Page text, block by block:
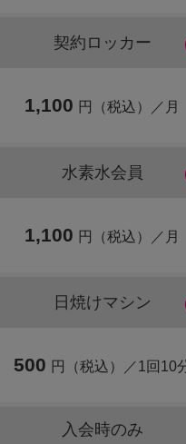
契約ロッカー
1,100 円（税込）／月
水素水会員
1,100 円（税込）／月
日焼けマシン
500 円（税込）／1回10
入会時のみ